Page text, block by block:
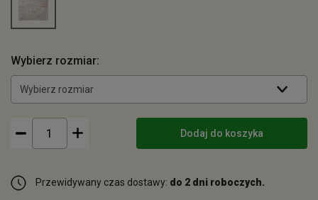
Wybierz rozmiar:
Wybierz rozmiar
Dodaj do koszyka
Przewidywany czas dostawy: do 2 dni roboczych.